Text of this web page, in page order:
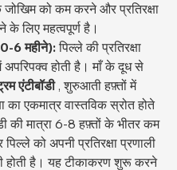
को कम करने और प्रतिरक्षा
लिए महत्वपूर्ण है।
6 महीने): पिल्ले की प्रतिरक्षा
होती है। माँ के दूध से
एंटीबॉडी , शुरुआती हफ़्तों में
का एकमात्र वास्तविक स्रोत होते
की मात्रा 6-8 हफ़्तों के भीतर कम
को अपनी प्रतिरक्षा प्रणाली
होती है। यह टीकाकरण शुरू करने